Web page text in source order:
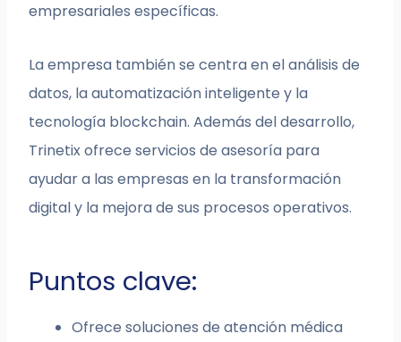
empresariales específicas.
La empresa también se centra en el análisis de
datos, la automatización inteligente y la
tecnología blockchain. Además del desarrollo,
Trinetix ofrece servicios de asesoría para
ayudar a las empresas en la transformación
digital y la mejora de sus procesos operativos.
Puntos clave:
Ofrece soluciones de atención médica